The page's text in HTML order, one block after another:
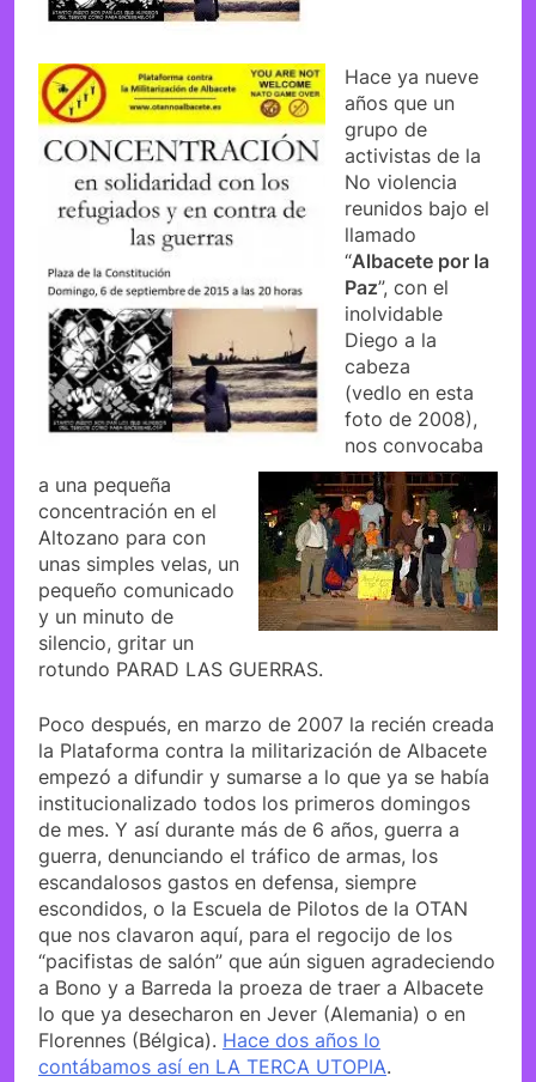
Hace ya nueve
años que un
grupo de
activistas de la
No violencia
reunidos bajo el
llamado
“Albacete por la
Paz”, con el
inolvidable
Diego a la
cabeza
(vedlo en esta
foto de 2008),
nos convocaba
a una pequeña
concentración en el
Altozano para con
unas simples velas, un
pequeño comunicado
y un minuto de
silencio, gritar un
rotundo PARAD LAS GUERRAS.
Poco después, en marzo de 2007 la recién creada
la Plataforma contra la militarización de Albacete
empezó a difundir y sumarse a lo que ya se había
institucionalizado todos los primeros domingos
de mes. Y así durante más de 6 años, guerra a
guerra, denunciando el tráfico de armas, los
escandalosos gastos en defensa, siempre
escondidos, o la Escuela de Pilotos de la OTAN
que nos clavaron aquí, para el regocijo de los
“pacifistas de salón” que aún siguen agradeciendo
a Bono y a Barreda la proeza de traer a Albacete
lo que ya desecharon en Jever (Alemania) o en
Florennes (Bélgica). Hace dos años lo
contábamos así en LA TERCA UTOPIA.